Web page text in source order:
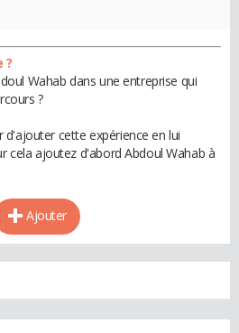
?
Wahab dans une entreprise qui
?
d'ajouter cette expérience en lui
cela ajoutez d'abord Abdoul Wahab à
Ajouter